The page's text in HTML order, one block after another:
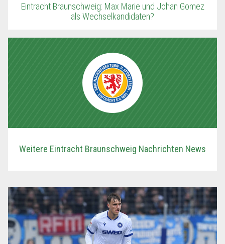
Eintracht Braunschweig: Max Marie und Johan Gomez
als Wechselkandidaten?
Weitere Eintracht Braunschweig Nachrichten News